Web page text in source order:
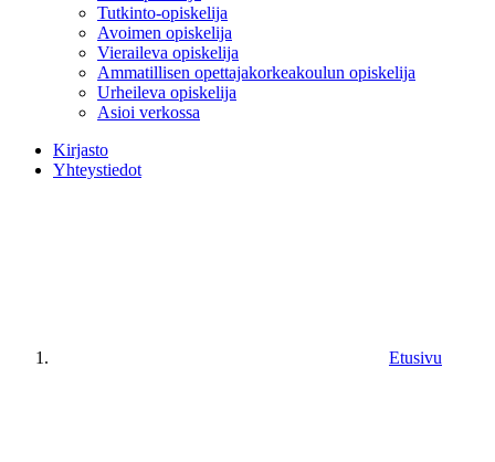
Tutkinto-opiskelija
Avoimen opiskelija
Vieraileva opiskelija
Ammatillisen opettajakorkeakoulun opiskelija
Urheileva opiskelija
Asioi verkossa
Kirjasto
Yhteystiedot
Etusivu